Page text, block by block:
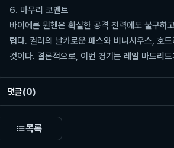
6. 마무리 코멘트
바이에른 뮌헨은 확실한 공격 전력에도 불구하
렵다. 귈러의 날카로운 패스와 비니시우스, 호
것이다. 결론적으로, 이번 경기는 레알 마드리
댓글(0)
목록